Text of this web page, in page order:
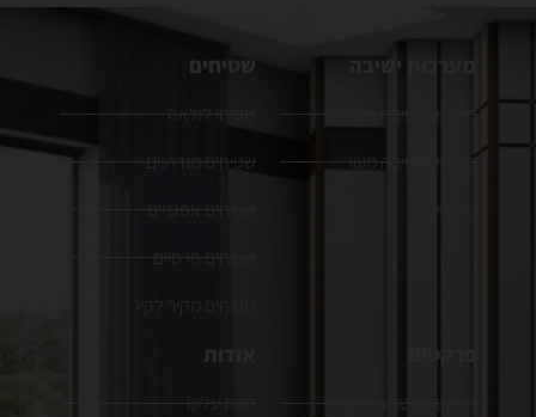
מערכות ישיבה
מערכות ישיבה מבד
מערכות ישיבה מעור
כורסאות
שטיחים
שטיחי לולאה
שטיחים מודרנים
שטיחים אפגניים
שטיחים פרסיים
שטיחים מקיר לקיר
פרקטים
פרקט עץ טבעי
אודות
קצת עלינו